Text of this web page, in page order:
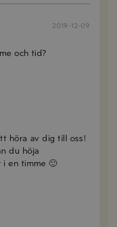
2019-12-09
och tid?
höra av dig till oss!
du höja
i en timme 🙂